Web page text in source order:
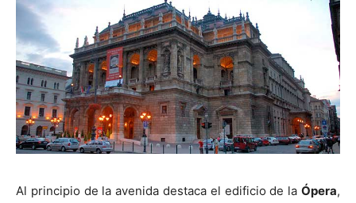
Al principio de la avenida destaca el edificio de la Ópera,